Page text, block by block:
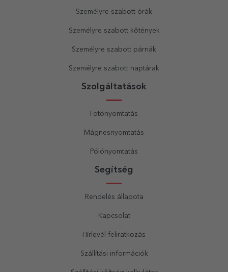
Személyre szabott órák
Személyre szabott kötények
Személyre szabott párnák
Személyre szabott naptárak
Szolgáltatások
Fotónyomtatás
Mágnesnyomtatás
Pólónyomtatás
Segítség
Rendelés állapota
Kapcsolat
Hírlevél feliratkozás
Szállítási információk